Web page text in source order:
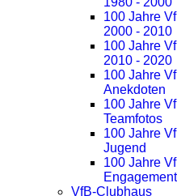
100 Jahre
2000 - 2010
100 Jahre
2010 - 2020
100 Jahre
Anekdoten
100 Jahre
Teamfotos
100 Jahre
Jugend
100 Jahre
Engagement
VfB-Clubhaus